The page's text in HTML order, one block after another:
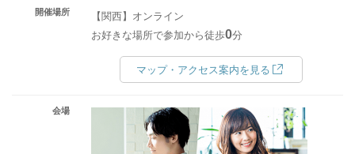
開催場所
【関西】オンライン
お好きな場所で参加から徒歩0分
マップ・アクセス案内を見る
会場